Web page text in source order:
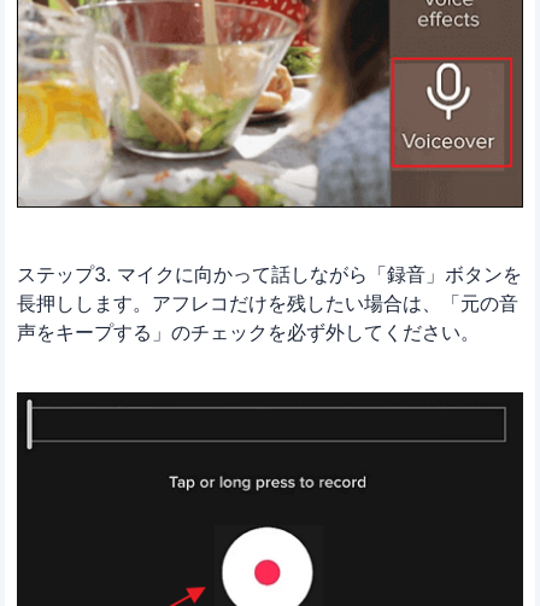
ステップ3. マイクに向かって話しながら「録音」ボタンを
長押しします。アフレコだけを残したい場合は、「元の音
声をキープする」のチェックを必ず外してください。